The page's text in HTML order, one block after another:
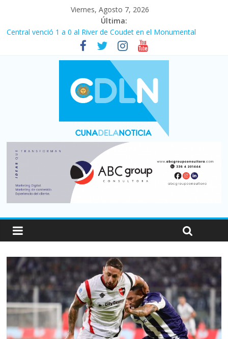
Viernes, Agosto 7, 2026
Última:
Central venció 1 a 0 al River de Coudet en el Monumental
La morosidad alcanzó su nivel más alto en dos décadas y ya
afecta a 400 mil deudores en Santa Fe
Desde que asumió Milei cerraron 41.000 kioscos: el sector
denuncia crisis como en 2001
Vacaciones de invierno con más movimiento y consumo
turístico: 4,6 millones de personas viajaron por el país, un 5,9%
Fuerte caída de la venta de autos usados en julio: bajó un 12,6%